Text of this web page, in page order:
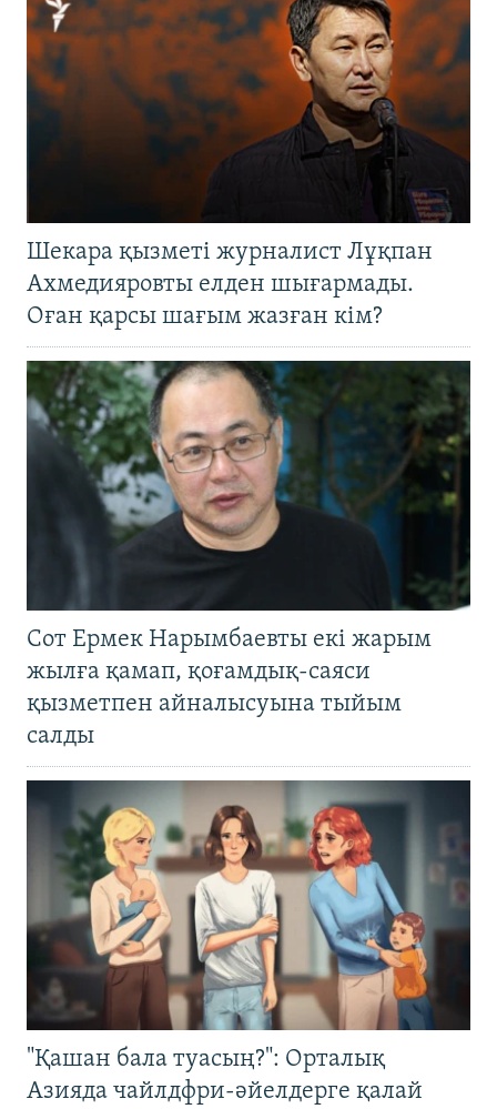
Шекара қызметі журналист Лұқпан
Ахмедияровты елден шығармады.
Оған қарсы шағым жазған кім?
Сот Ермек Нарымбаевты екі жарым
жылға қамап, қоғамдық-саяси
қызметпен айналысуына тыйым
салды
"Қашан бала туасың?": Орталық
Азияда чайлдфри-әйелдерге қалай